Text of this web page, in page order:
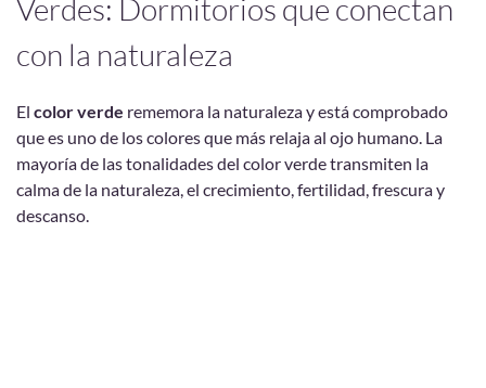
Verdes: Dormitorios que conectan
con la naturaleza
El color verde rememora la naturaleza y está comprobado
que es uno de los colores que más relaja al ojo humano. La
mayoría de las tonalidades del color verde transmiten la
calma de la naturaleza, el crecimiento, fertilidad, frescura y
descanso.